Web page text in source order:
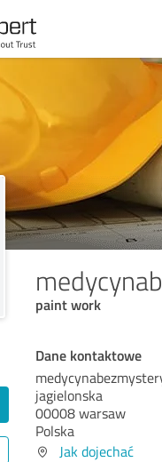
paint work
Dane kontaktowe
jagielonska
00008 warsaw
Polska
Jak dojechać